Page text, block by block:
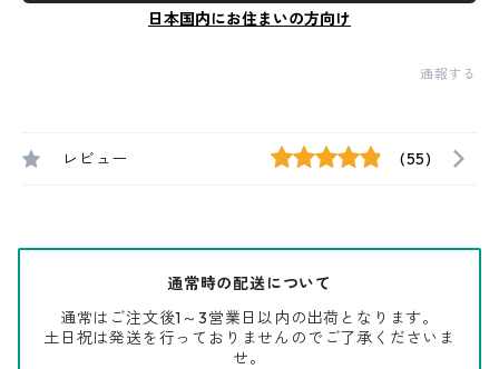
日本国内にお住まいの方向け
通報する
レビュー (55)
通常時の配送について
通常はご注文後1～3営業日以内の出荷となります。
土日祝は発送を行っておりませんのでご了承くださいま
せ。